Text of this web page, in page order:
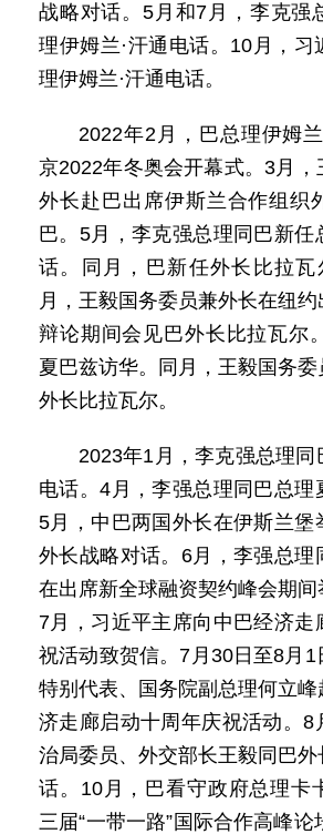
战略对话。5月和7月，李克强
理伊姆兰·汗通电话。10月，习
理伊姆兰·汗通电话。
2022年2月，巴总理伊姆
京2022年冬奥会开幕式。3月，
外长赴巴出席伊斯兰合作组织
巴。5月，李克强总理同巴新任
话。同月，巴新任外长比拉
月，王毅国务委员兼外长在纽
辩论期间会见巴外长比拉瓦尔
夏巴兹访华。同月，王毅国务
外长比拉瓦尔。
2023年1月，李克强总理同
电话。4月，李强总理同巴总理
5月，中巴两国外长在伊斯兰堡
外长战略对话。6月，李强总理
在出席新全球融资契约峰会期间
7月，习近平主席向中巴经济走
祝活动致贺信。7月30日至8月1
特别代表、国务院副总理何立
济走廊启动十周年庆祝活动。8
治局委员、外交部长王毅同巴
话。10月，巴看守政府总理卡
三届“一带一路”国际合作高峰